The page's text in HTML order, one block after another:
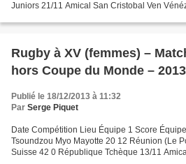
Juniors 21/11 Amical San Cristobal Ven
Rugby à XV (femmes) –
hors Coupe du Monde – 2013
Publié le 18/12/2013 à 11:32
Par Serge Piquet
Date Compétition Lieu Équipe 1 Score
Tsoundzou Myo Mayotte 20 12 Réunion (Le
Suisse 42 0 République Tchèque 13/11